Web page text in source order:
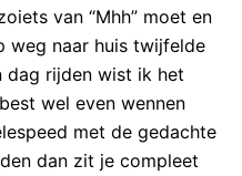
van “Mhh” moet en
weg naar huis twijfelde
dag rijden wist ik het
wel even wennen
met de gedachte
dan zit je compleet